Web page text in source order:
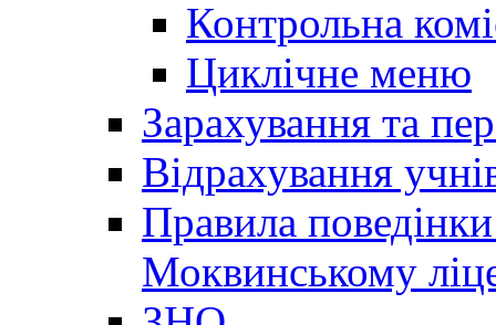
Контрольна
Циклічне меню
Зарахування та
Відрахування
Правила
Моквинському